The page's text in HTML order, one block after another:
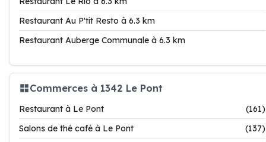
Restaurant Au P'tit Resto à 6.3 km
Restaurant Auberge Communale à 6.3 km
Commerces à 1342 Le Pont
Restaurant à Le Pont
(161)
Salons de thé café à Le Pont
(137)